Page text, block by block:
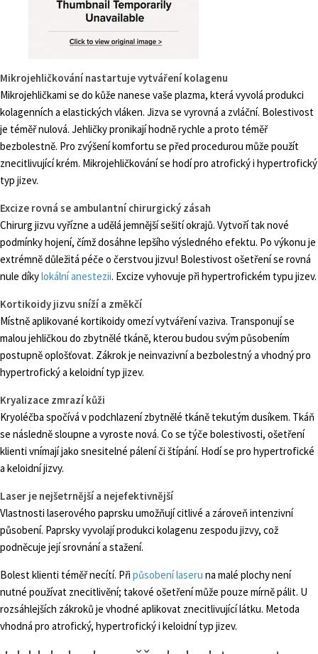
Mikrojehličkování nastartuje vytváření kolagenu
Mikrojehličkami se do kůže nanese vaše plazma, která vyvolá produkci
kolagenních a elastických vláken. Jizva se vyrovná a zvláční. Bolestivost
je téměř nulová. Jehličky pronikají hodně rychle a proto téměř
bezbolestně. Pro zvýšení komfortu se před procedurou může použít
znecitlivující krém. Mikrojehličkování se hodí pro atrofický i hypertrofický
typ jizev.
Excize rovná se ambulantní chirurgický zásah
Chirurg jizvu vyřízne a udělá jemnější sešití okrajů. Vytvoří tak nové
podmínky hojení, čímž dosáhne lepšího výsledného efektu. Po výkonu je
extrémně důležitá péče o čerstvou jizvu! Bolestivost ošetření se rovná
nule díkylokální anestezii. Excize vyhovuje při hypertrofickém typu jizev.
Kortikoidy jizvu sníží a změkčí
Místně aplikované kortikoidy omezí vytváření vaziva. Transponují se
malou jehličkou do zbytnělé tkáně, kterou budou svým působením
postupně oplošťovat. Zákrok je neinvazivní a bezbolestný a vhodný pro
hypertrofický a keloidní typ jizev.
Kryalizace zmrazí kůži
Kryoléčba spočívá v podchlazení zbytnělé tkáně tekutým dusíkem. Tkáň
se následně sloupne a vyroste nová. Co se týče bolestivosti, ošetření
klienti vnímají jako snesitelné pálení či štípání. Hodí se pro hypertrofické
a keloidní jizvy.
Laser je nejšetrnější a nejefektivnější
Vlastnosti laserového paprsku umožňují citlivé a zároveň intenzivní
působení. Paprsky vyvolají produkci kolagenu zespodu jizvy, což
podněcuje její srovnání a stažení.
Bolest klienti téměř necítí. Při působení laseru na malé plochy není
nutné používat znecitlivění; takové ošetření může pouze mírně pálit. U
rozsáhlejších zákroků je vhodné aplikovat znecitlivující látku. Metoda
vhodná pro atrofický, hypertrofický i keloidní typ jizev.